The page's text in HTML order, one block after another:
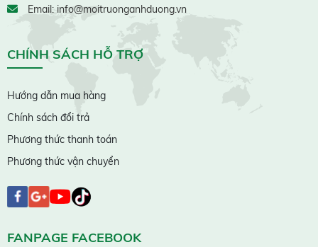
Email: info@moitruonganhduong.vn
CHÍNH SÁCH HỖ TRỢ
Hướng dẫn mua hàng
Chính sách đổi trả
Phương thức thanh toán
Phương thức vận chuyển
FANPAGE FACEBOOK